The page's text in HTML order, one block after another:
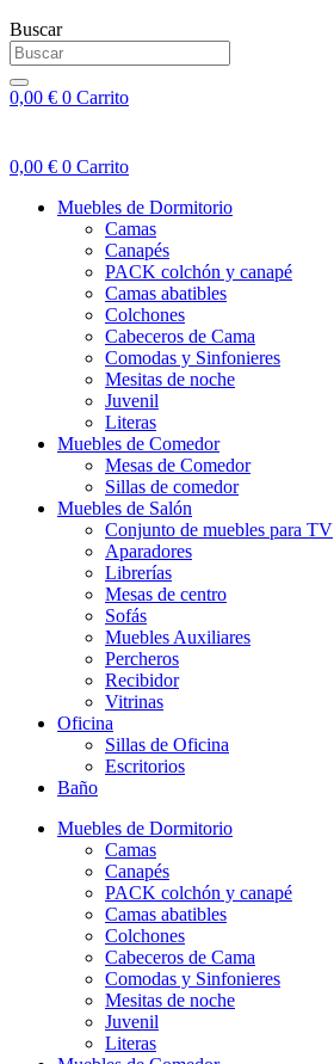
Buscar
0,00 € 0 Carrito
0,00 € 0 Carrito
Muebles de Dormitorio
Camas
Canapés
PACK colchón y canapé
Camas abatibles
Colchones
Cabeceros de Cama
Comodas y Sinfonieres
Mesitas de noche
Juvenil
Literas
Muebles de Comedor
Mesas de Comedor
Sillas de comedor
Muebles de Salón
Conjunto de muebles para TV
Aparadores
Librerías
Mesas de centro
Sofás
Muebles Auxiliares
Percheros
Recibidor
Vitrinas
Oficina
Sillas de Oficina
Escritorios
Baño
Muebles de Dormitorio
Camas
Canapés
PACK colchón y canapé
Camas abatibles
Colchones
Cabeceros de Cama
Comodas y Sinfonieres
Mesitas de noche
Juvenil
Literas